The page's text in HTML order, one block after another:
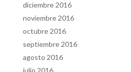
diciembre 2016
noviembre 2016
octubre 2016
septiembre 2016
agosto 2016
julio 2016